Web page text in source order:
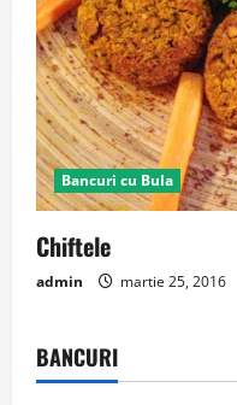
Bancuri cu Bula
Chiftele
admin martie 25, 2016
BANCURI